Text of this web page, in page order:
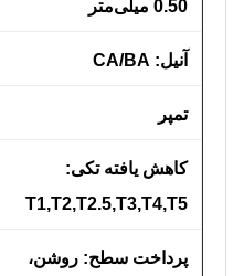
کاهش یافته تکی:
T1,T2,T2.5,T3,T4,T5
پرداخت سطح: روشن،